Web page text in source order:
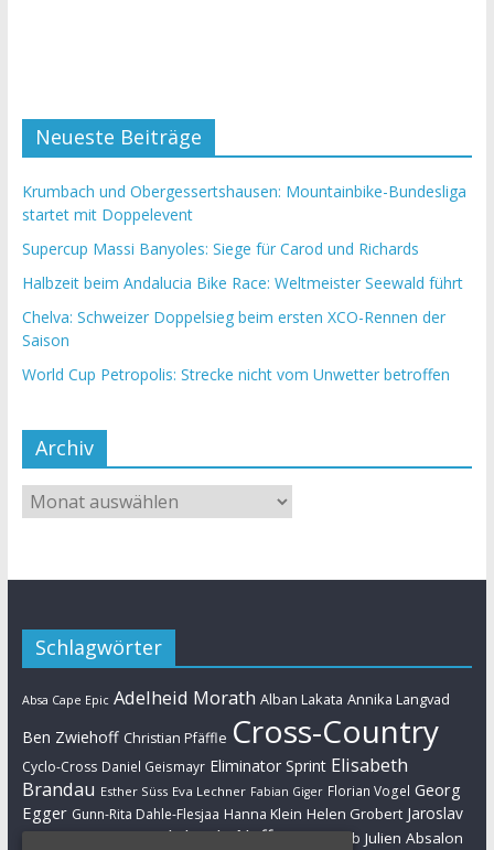
Neueste Beiträge
Krumbach und Obergessertshausen: Mountainbike-Bundesliga
startet mit Doppelevent
Supercup Massi Banyoles: Siege für Carod und Richards
Halbzeit beim Andalucia Bike Race: Weltmeister Seewald führt
Chelva: Schweizer Doppelsieg beim ersten XCO-Rennen der
Saison
World Cup Petropolis: Strecke nicht vom Unwetter betroffen
Archiv
Schlagwörter
Absa Cape Epic Adelheid Morath Alban Lakata Annika Langvad
Ben Zwiehoff Christian Pfäffle Cross-Country
Cyclo-Cross Daniel Geismayr Eliminator Sprint Elisabeth
Brandau Esther Süss Eva Lechner Fabian Giger Florian Vogel Georg
Egger Gunn-Rita Dahle-Flesjaa Hanna Klein Helen Grobert Jaroslav
Kulhavy Jochen Käß Jolanda Neff Julian Schelb Julien Absalon